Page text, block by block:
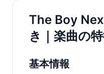
The Boy
き｜楽曲の
基本情報